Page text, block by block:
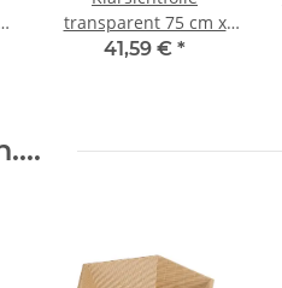
transparent 75 cm x
200 m
41,59 € *